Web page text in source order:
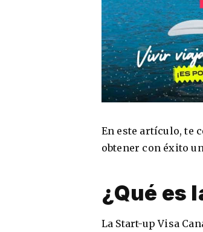
En este artículo, te
obtener con éxito
¿Qué es
La Start-up Visa